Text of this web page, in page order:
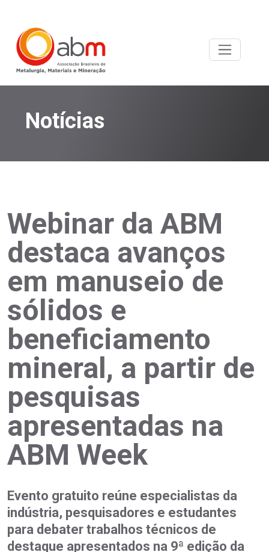
Notícias
Webinar da ABM
destaca avanços
em manuseio de
sólidos e
beneficiamento
mineral, a partir de
pesquisas
apresentadas na
ABM Week
Evento gratuito reúne especialistas da
indústria, pesquisadores e estudantes
para debater trabalhos técnicos de
destaque apresentados na 9ª edição da